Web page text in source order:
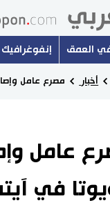
العمق إنفوغرافيك
أخبار مصرع عامل
عامل
في